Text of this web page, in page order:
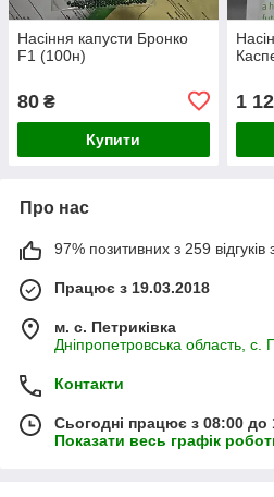
Насіння капусти Бронко
F1 (100н)
80 ₴
Купити
1
Про нас
97% позитивних з 259 відгуків
Працює з 19.03.2018
м. с. Петриківка
Дніпропетровська область, с.
Контакти
Сьогодні працює з 08:00 до
Показати весь графік